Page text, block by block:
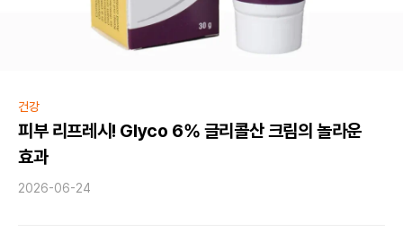
건강
피부 리프레시! Glyco 6% 글리콜산 크림의 놀라운
효과
2026-06-24